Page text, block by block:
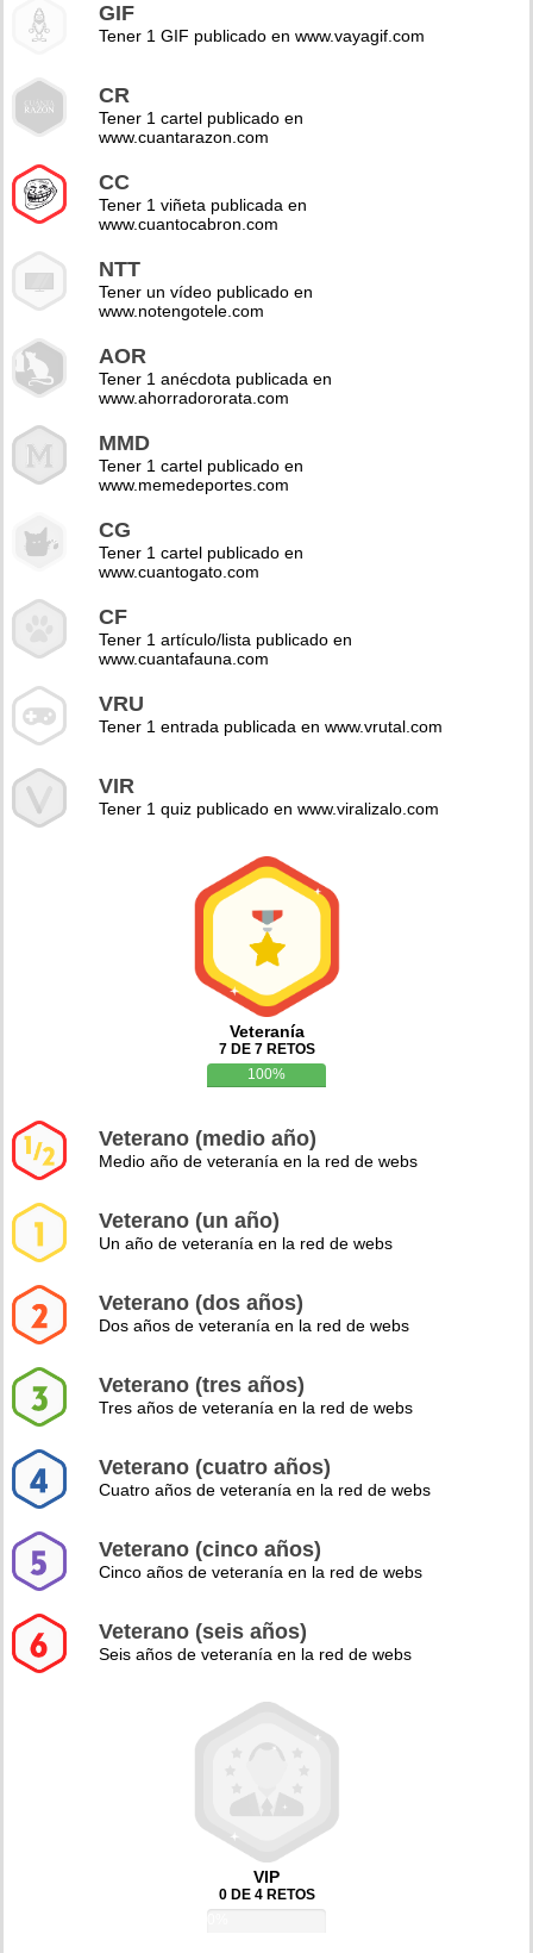
GIF
Tener 1 GIF publicado en www.vayagif.com
CR
Tener 1 cartel publicado en
www.cuantarazon.com
CC
Tener 1 viñeta publicada en
www.cuantocabron.com
NTT
Tener un vídeo publicado en
www.notengotele.com
AOR
Tener 1 anécdota publicada en
www.ahorradororata.com
MMD
Tener 1 cartel publicado en
www.memedeportes.com
CG
Tener 1 cartel publicado en
www.cuantogato.com
CF
Tener 1 artículo/lista publicado en
www.cuantafauna.com
VRU
Tener 1 entrada publicada en www.vrutal.com
VIR
Tener 1 quiz publicado en www.viralizalo.com
Veteranía
7 DE 7 RETOS
100%
Veterano (medio año)
Medio año de veteranía en la red de webs
Veterano (un año)
Un año de veteranía en la red de webs
Veterano (dos años)
Dos años de veteranía en la red de webs
Veterano (tres años)
Tres años de veteranía en la red de webs
Veterano (cuatro años)
Cuatro años de veteranía en la red de webs
Veterano (cinco años)
Cinco años de veteranía en la red de webs
Veterano (seis años)
Seis años de veteranía en la red de webs
VIP
0 DE 4 RETOS